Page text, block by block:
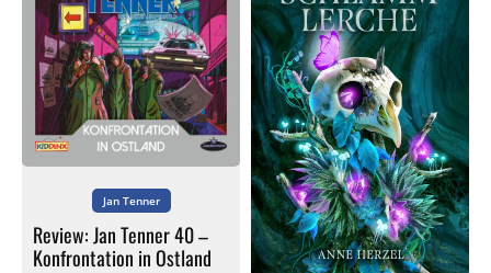
Jan Tenner
Review: Jan Tenner 40 –
Konfrontation in Ostland